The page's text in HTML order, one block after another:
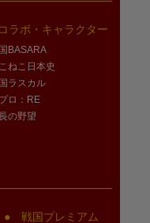
コラボ・キャラクター
BASARA
ねこ日本史
ラスカル
ロ：RE
の野望
戦国プレミアム